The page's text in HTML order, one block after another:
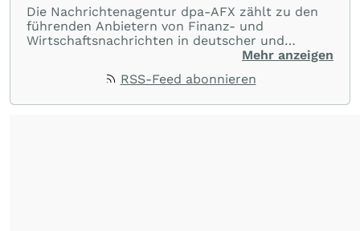
Die Nachrichtenagentur dpa-AFX zählt zu den
führenden Anbietern von Finanz- und
Wirtschaftsnachrichten in deutscher und
englischer Sprache. Gestützt auf ein
dpa-AFX unabhängig, zuverlässig und schnell
Mehr anzeigen
RSS-Feed abonnieren